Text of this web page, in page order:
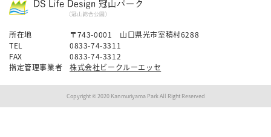
所在地
〒743-0001 山口県光市室積村6288
TEL
0833-74-3311
FAX
0833-74-3312
指定管理事業者
株式会社ビークルーエッセ
Copyright © 2020 Kanmuriyama Park All Right Reserved